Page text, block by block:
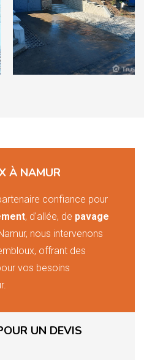
À NAMUR
confiance pour
, d'allée, de pavage
nous intervenons
offrant des
vos besoins
UN DEVIS